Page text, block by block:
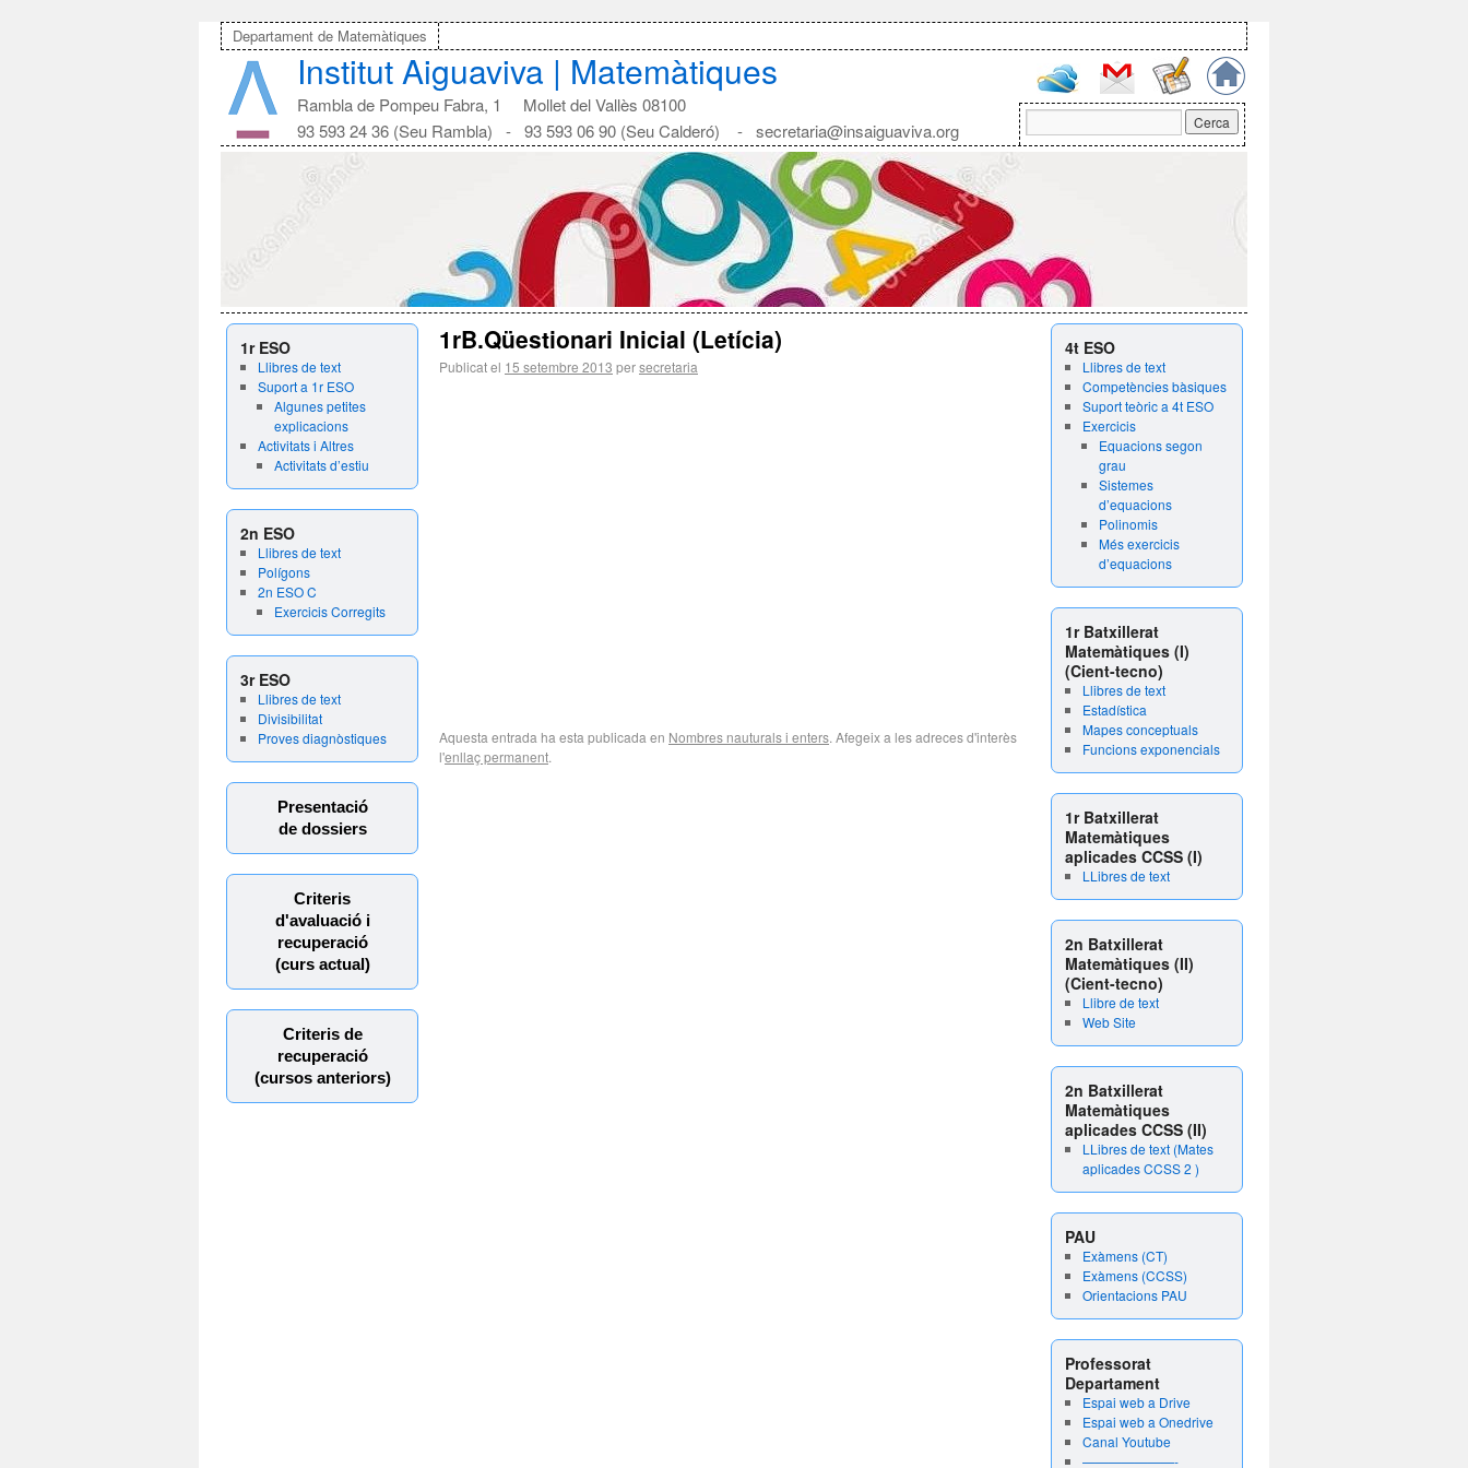
Departament de Matemàtiques
Institut Aiguaviva | Matemàtiques
Rambla de Pompeu Fabra, 1 Mollet del Vallès 08100
93 593 24 36 (Seu Rambla) - 93 593 06 90 (Seu Calderó) - secretaria@insaiguaviva.org
1r ESO
Llibres de text
Suport a 1r ESO
Algunes petites
explicacions
Activitats i Altres
Activitats d’estiu
2n ESO
Llibres de text
Polígons
2n ESO C
Exercicis Corregits
3r ESO
Llibres de text
Divisibilitat
Proves diagnòstiques
Presentació
de dossiers
Criteris
d'avaluació i
recuperació
(curs actual)
Criteris de
recuperació
(cursos anteriors)
4t ESO
Llibres de text
Competències bàsiques
Suport teòric a 4t ESO
Exercicis
Equacions segon
grau
Sistemes
d’equacions
Polinomis
Més exercicis
d’equacions
1r Batxillerat
Matemàtiques (I)
(Cient-tecno)
Llibres de text
Estadística
Mapes conceptuals
Funcions exponencials
1r Batxillerat
Matemàtiques
aplicades CCSS (I)
LLibres de text
2n Batxillerat
Matemàtiques (II)
(Cient-tecno)
Llibre de text
Web Site
2n Batxillerat
Matemàtiques
aplicades CCSS (II)
LLibres de text (Mates
aplicades CCSS 2 )
PAU
Exàmens (CT)
Exàmens (CCSS)
Orientacions PAU
Professorat
Departament
Espai web a Drive
Espai web a Onedrive
Canal Youtube
———————-
1rB.Qüestionari Inicial (Letícia)
Publicat el 15 setembre 2013 persecretaria
Aquesta entrada ha esta publicada en Nombres nauturals i enters. Afegeix a les adreces d'interès
l'enllaç permanent.